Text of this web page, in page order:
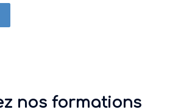
nos formations